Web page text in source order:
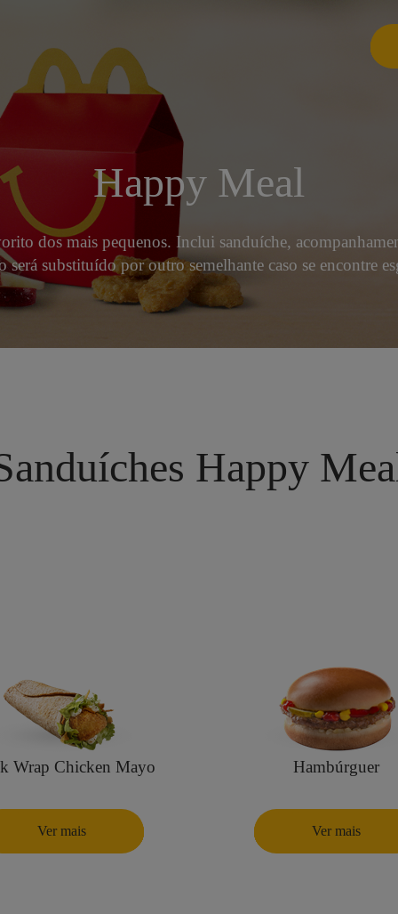
Happy Meal
dos mais pequenos. Inclui sanduíche,
será substituído por outro semelhante caso se encontre
Happy
Wrap Chicken Mayo
Ver mais
Hambúrguer
Ver mais